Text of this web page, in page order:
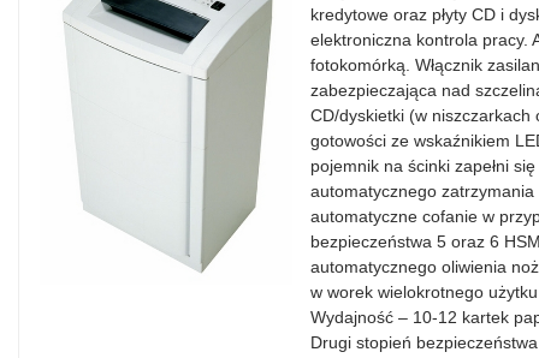
kredytowe oraz płyty CD i
elektroniczna kontrola pracy.
fotokomórką. Włącznik
zabezpieczająca nad
CD/dyskietki (w
gotowości ze wskaźnikiem
pojemnik na ścinki zapełni
automatycznego
automatyczne cofanie w
bezpieczeństwa 5 oraz 6
automatycznego oliwienia
w worek wielokrotnego
Wydajność – 10-12 kartek
Drugi stopień